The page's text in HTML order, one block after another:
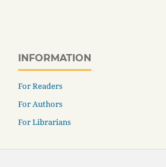
INFORMATION
For Readers
For Authors
For Librarians